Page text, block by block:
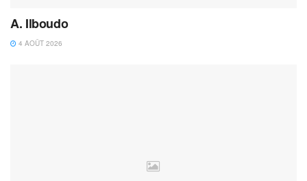
A. Ilboudo
4 AOÛT 2026